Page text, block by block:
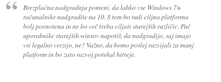
Brezplačna nadgradnja pomeni, da lahko vse Windows 7+
računalnike nadgradite na 10. S tem bo tudi ciljna platforma
bolj poenotena in ne bo več treba ciljati starejših različic. Pač
uporabnike starejših winsov napotiš, da nadgradijo, saj imajo
vsi legalno verzijo, ne? Važno, da bomo poslej razvijali za manj
platform in bo zato razvoj potekal hitreje.